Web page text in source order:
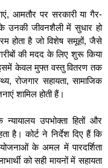
आमतौर पर सरकारी या गैर-
उनकी जीवनशैली में सुधार हो
होता है जो विशेष समूहों, जैसे
की मदद के लिए शुरू किया
केवल मुफ्त वस्तु वितरण तक
रोजगार सहायता, सामाजिक
शामिल होती हैं।
उपभोक्ता हितों और
है। कोर्ट ने निर्देश दिए हैं कि
योजनाओं के अमल में पारदर्शिता
को सही मायनों में सहायता